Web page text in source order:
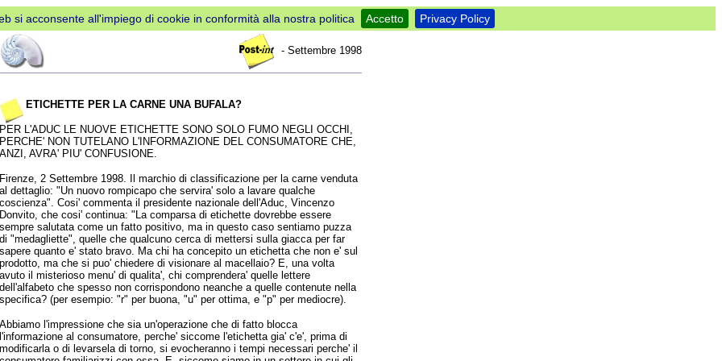
si acconsente all'impiego di cookie in conformità alla nostra politica Accetto Privacy Policy
- Settembre 1998
ETICHETTE PER LA CARNE UNA BUFALA?
PER L'ADUC LE NUOVE ETICHETTE SONO SOLO FUMO NEGLI OCCHI,
PERCHE' NON TUTELANO L'INFORMAZIONE DEL CONSUMATORE CHE,
ANZI, AVRA' PIU' CONFUSIONE.
Firenze, 2 Settembre 1998. Il marchio di classificazione per la carne venduta
al dettaglio: "Un nuovo rompicapo che servira' solo a lavare qualche
coscienza". Cosi' commenta il presidente nazionale dell'Aduc, Vincenzo
Donvito, che cosi' continua: "La comparsa di etichette dovrebbe essere
sempre salutata come un fatto positivo, ma in questo caso sentiamo puzza
di "medagliette", quelle che qualcuno cerca di mettersi sulla giacca per far
sapere quanto e' stato bravo. Ma chi ha concepito un etichetta che non e' sul
prodotto, ma che si puo' chiedere di visionare al macellaio? E, una volta
avuto il misterioso menu' di qualita', chi comprendera' quelle lettere
dell'alfabeto che spesso non corrispondono neanche a quelle contenute nella
specifica? (per esempio: "r" per buona, "u" per ottima, e "p" per mediocre).
Abbiamo l'impressione che sia un'operazione che di fatto blocca
l'informazione al consumatore, perche' siccome l'etichetta gia' c'e', prima di
modificarla o di levarsela di torno, si evocheranno i tempi necessari perche' il